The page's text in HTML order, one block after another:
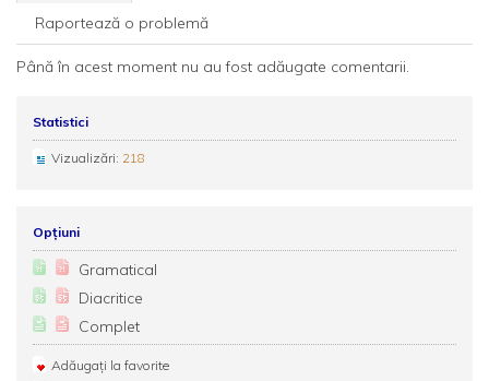
Raportează o problemă
Până în acest moment nu au fost adăugate comentarii.
Statistici
Vizualizări: 218
Opțiuni
Gramatical
Diacritice
Complet
Adăugați la favorite